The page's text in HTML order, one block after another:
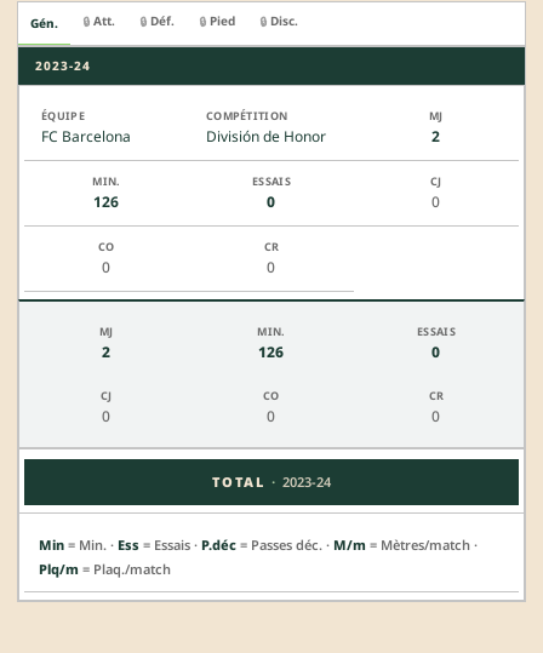
Gén. 🔒 Att. 🔒 Déf. 🔒 Pied 🔒 Disc.
2023-24
FC Barcelona División de Honor 2
126 0 0
0 0
2 126 0
0 0 0
TOTAL · 2023-24
Min = Min. · Ess = Essais · P.déc = Passes déc. · M/m = Mètres/match ·
Plq/m = Plaq./match